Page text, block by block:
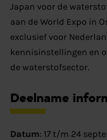
Japan voor de
aan de World Expo in
exclusief voor
kennisinstellingen en
de waterstofsector.
Deelname
Datum: 17 t/m 24